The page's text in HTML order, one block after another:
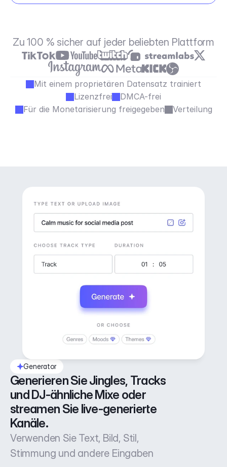
Zu 100 % sicher auf jeder beliebten Plattform
Mit einem proprietären Datensatz trainiert
Lizenzfrei
DMCA-frei
Für die Monetarisierung freigegeben
Verteilung
Generator
Generieren Sie Jingles, Tracks
und DJ-ähnliche Mixe oder
streamen Sie live-generierte
Kanäle.
Verwenden Sie Text, Bild, Stil,
Stimmung und andere Eingaben